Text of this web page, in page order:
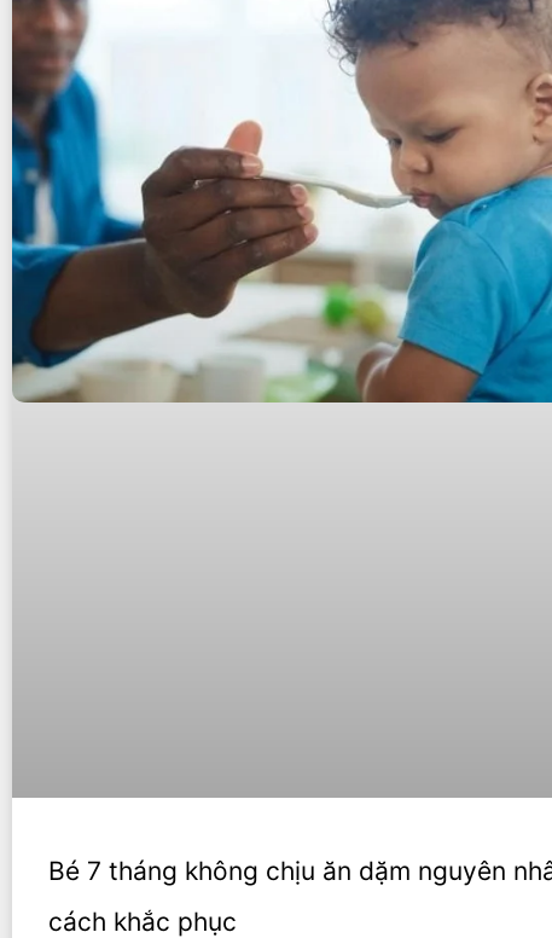
Bé 7 tháng không chịu ăn dặm nguyên
cách khắc phục